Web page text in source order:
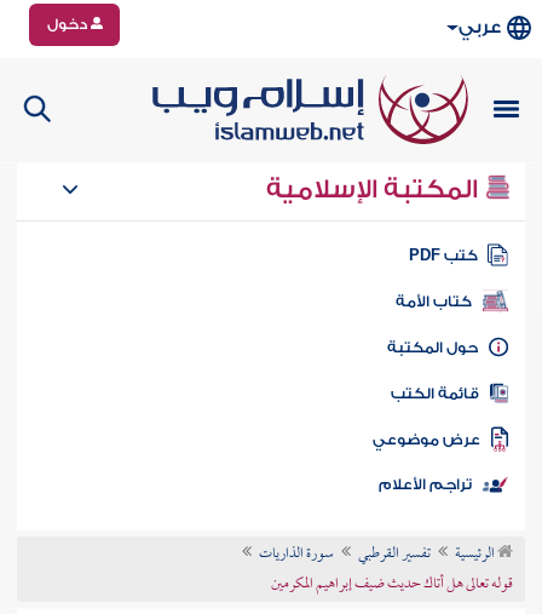
عربي دخول
المكتبة الإسلامية
كتب PDF
كتاب الأمة
المكتبة
الكتب
موضوعي
تراجم الأعلام
الرئيسية تفسير القرطبي
سورة الذاريات
قوله تعالى هل أتاك حديث ضيف إبراهيم المكرمين